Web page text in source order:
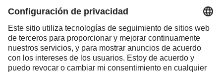
Romania
Slovakia
Spain
Sweden
Switzerland(DE FR)